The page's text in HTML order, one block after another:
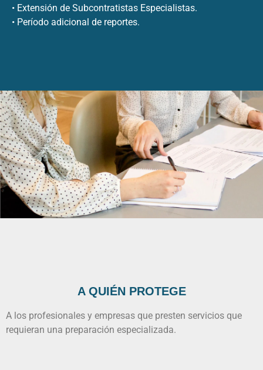
• Extensión de Subcontratistas Especialistas.
• Período adicional de reportes.
A QUIÉN PROTEGE
A los profesionales y empresas que presten servicios que
requieran una preparación especializada.